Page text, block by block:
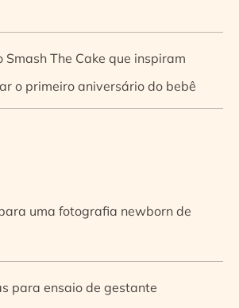
Smash The Cake que inspiram
o primeiro aniversário do bebê
uma fotografia newborn de
para ensaio de gestante